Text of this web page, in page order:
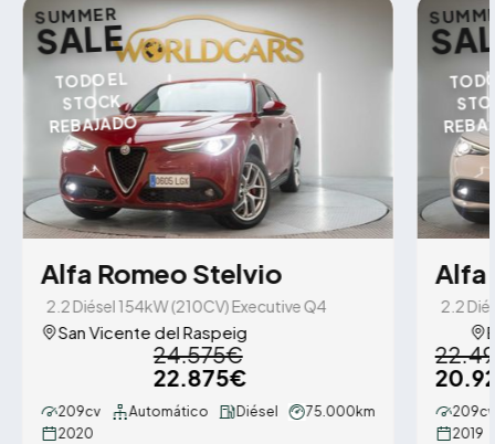
SUMMER
SALE
TODO EL
STOCK
REBAJADO
Alfa Romeo Stelvio
2.2 Diésel 154kW (210CV) Executive Q4
San Vicente del Raspeig
24.575€
22.875€
209cv Automático Diésel
75.000km
2020
Alfa
2.2
209cv
2019